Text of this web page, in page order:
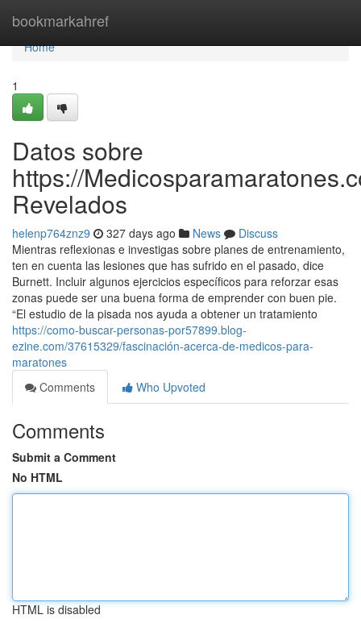
bookmarkahref
Home
Home
1
Datos sobre
https://
Revelados
helenp764znz9 327 days ago News
Discuss
Mientras reflexionas e investigas sobre planes de entrenamiento,
ten en cuenta las lesiones que has sufrido en el pasado, dice
Burnett. Incluir algunos ejercicios específicos para reforzar esas
zonas puede ser una buena forma de emprender con buen pie.
“El estudio de la pisada nos ayuda a obtener un tratamiento
https://como-buscar-personas-por57899.blog-
ezine.com/37615329/fascinación-acerca-de-medicos-para-
maratones
Comments
Who Upvoted
Comments
Submit a Comment
No HTML
HTML is disabled